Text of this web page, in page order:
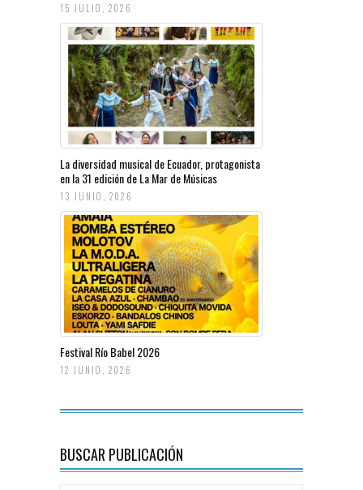
15 JULIO, 2026
La diversidad musical de Ecuador, protagonista
en la 31 edición de La Mar de Músicas
13 JUNIO, 2026
Festival Río Babel 2026
12 JUNIO, 2026
BUSCAR PUBLICACIÓN